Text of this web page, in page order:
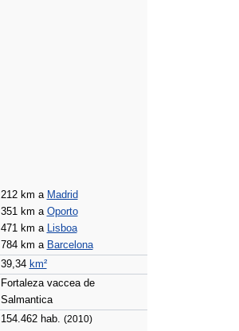
212 km a Madrid
351 km a Oporto
471 km a Lisboa
784 km a Barcelona
39,34 km²
Fortaleza vaccea de
Salmantica
154.462 hab. (2010)